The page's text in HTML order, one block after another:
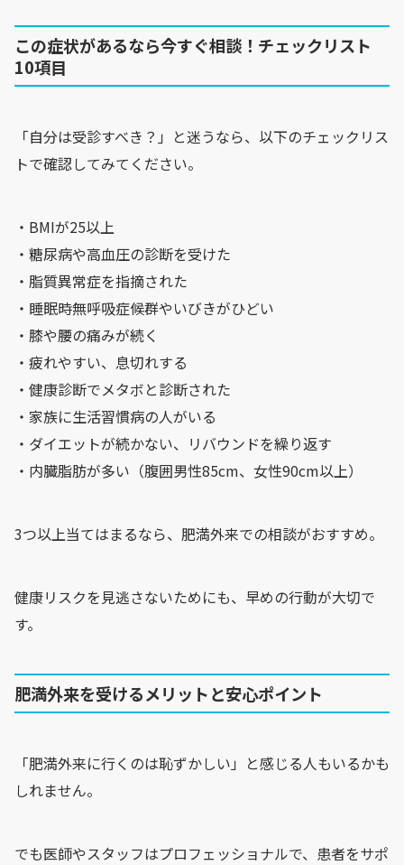
この症状があるなら今すぐ相談！チェックリスト
10項目
「自分は受診すべき？」と迷うなら、以下のチェックリス
トで確認してみてください。
・BMIが25以上
・糖尿病や高血圧の診断を受けた
・脂質異常症を指摘された
・睡眠時無呼吸症候群やいびきがひどい
・膝や腰の痛みが続く
・疲れやすい、息切れする
・健康診断でメタボと診断された
・家族に生活習慣病の人がいる
・ダイエットが続かない、リバウンドを繰り返す
・内臓脂肪が多い（腹囲男性85cm、女性90cm以上）
3つ以上当てはまるなら、肥満外来での相談がおすすめ。
健康リスクを見逃さないためにも、早めの行動が大切で
す。
肥満外来を受けるメリットと安心ポイント
「肥満外来に行くのは恥ずかしい」と感じる人もいるかも
しれません。
でも医師やスタッフはプロフェッショナルで、患者をサポ